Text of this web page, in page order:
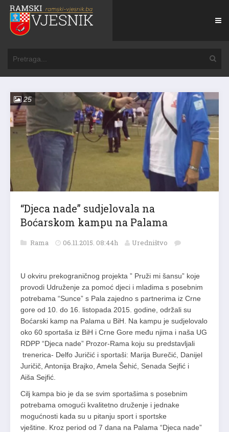
25
“Djeca nade” sudjelovala na
Boćarskom kampu na Palama
Rama 06.11.2015. 08:44h Uredništvo
U okviru prekograničnog projekta ” Pruži mi šansu” koje
provodi Udruženje za pomoć djeci i mladima s posebnim
potrebama “Sunce” s Pala zajedno s partnerima iz Crne
gore od 10. do 16. listopada 2015. godine, održali su
Boćarski kamp na Palama u BiH. Na kampu je sudjelovalo
oko 60 sportaša iz BiH i Crne Gore među njima i naša UG
RDPP “Djeca nade” Prozor-Rama koju su predstavljali
trenerica- Delfo Juričić i sportaši: Marija Burečić, Danijel
Juričič, Antonija Brajko, Amela Šehić, Senada Sejfić i
Aiša Sejfić.
Cilj kampa bio je da se svim sportašima s posebnim
potrebama omogući kvalitetno druženje i jednake
mogućnosti kada su u pitanju sport i sportske
vještine. Kroz period od 7 dana na Palama “Djeca nade”